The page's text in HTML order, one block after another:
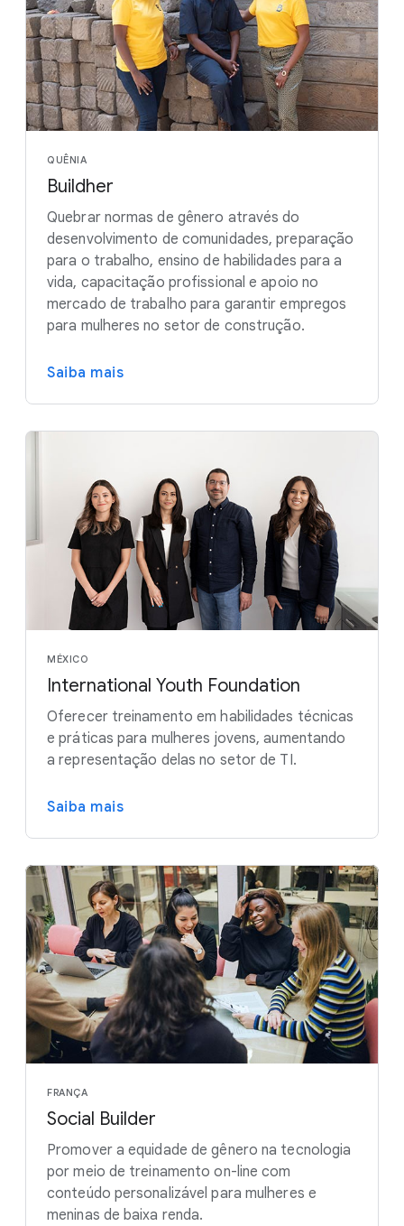
QUÊNIA
Buildher
Quebrar normas de gênero através do
desenvolvimento de comunidades, preparação
para o trabalho, ensino de habilidades para a
vida, capacitação profissional e apoio no
mercado de trabalho para garantir empregos
para mulheres no setor de construção.
Saiba mais
MÉXICO
International Youth Foundation
Oferecer treinamento em habilidades técnicas
e práticas para mulheres jovens, aumentando
a representação delas no setor de TI.
Saiba mais
FRANÇA
Social Builder
Promover a equidade de gênero na tecnologia
por meio de treinamento on-line com
conteúdo personalizável para mulheres e
meninas de baixa renda.